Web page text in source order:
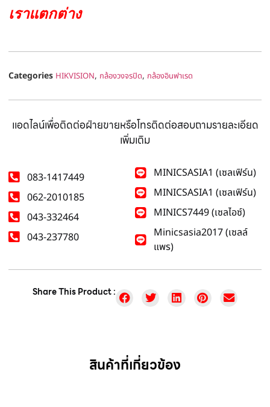
เราแตกต่าง
Categories HIKVISION, กล้องวงจรปิด, กล้องอินฟาเรด
แอดไลน์เพื่อติดต่อฝ่ายขายหรือโทรติดต่อสอบถามรายละเอียด
เพิ่มเติม
083-1417449
062-2010185
043-332464
043-237780
MINICSASIA1 (เซลเฟิร์น)
MINICSASIA1 (เซลเฟิร์น)
MINICS7449 (เซลไอซ์)
Minicsasia2017 (เซลล์
แพร)
Share This Product :
สินค้าที่เกี่ยวข้อง